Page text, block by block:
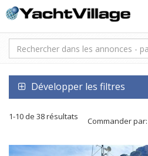
Développer les filtres
1-10 de 38 résultats Commander par: